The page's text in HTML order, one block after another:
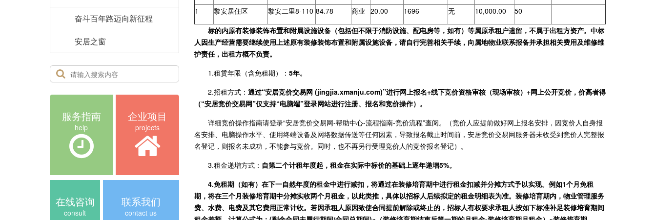
奋斗百年路迈向新征程
安居之窗
服务指南
help
企业项目
projects
在线咨询
consult
联系我们
contact us
1 黎安居住区 黎安二里8-110 84.78 商业 20.00 1696 无 10,000.00
50
标的内原有装修装饰布置和附属设施设备（包括但不限于消防设施、配电房等，如有）等属原承租户遗留，不属于出租方资产。中标
人因生产经营需要继续使用上述原有装修装饰布置和附属设施设备，请自行完善相关手续，向属地物业联系报备并承担相关费用及维修维
护责任，出租方概不负责。
1.租赁年限（含免租期）：5年。
2.招租方式：通过“安居竞价交易网 (jingjia.xmanju.com)”进行网上报名+线下竞价资格审核（现场审核）+网上公开竞价，价高者得
（“安居竞价交易网”仅支持“电脑端”登录网站进行注册、报名和竞价操作）。
详细竞价操作指南请登录“安居竞价交易网-帮助中心-流程指南-竞价流程”查阅。（竞价人应提前做好网上报名安排，因竞价人自身报
名安排、电脑操作水平、使用终端设备及网络数据传送等任何因素，导致报名截止时间前，安居竞价交易网服务器未收受到竞价人完整报
名登记，则报名未成功，不能参与竞价。同时，也不再另行受理竞价人的竞价报名登记）。
3.租金递增方式： 自第二个计租年度起，租金在实际中标价的基础上逐年递增5%。
4.免租期（如有）在下一自然年度的租金中进行减扣，将通过在装修培育期中进行租金扣减并分摊方式予以实现。例如1个月免租
期，将在三个月装修培育期中分摊实收两个月租金，以此类推，具体以招标人后续拟定的租金明细表为准。装修培育期内，物业管理服务
费、水费、电费及其它费用正常计收。若因承租人原因致使合同提前解除或终止的，招标人有权要求承租人按如下标准补足装修培育期间